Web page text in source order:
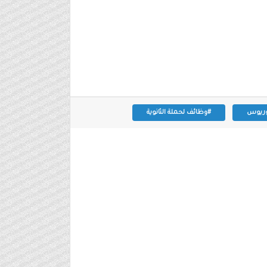
#وظائف لحملة الثانوية